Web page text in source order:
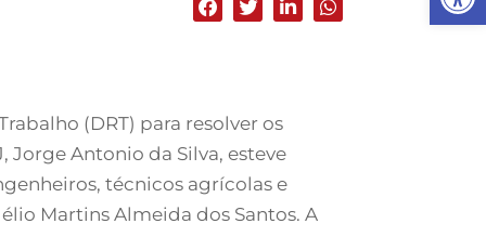
(DRT) para resolver os
Jorge Antonio da Silva, esteve
técnicos agrícolas e
Martins Almeida dos Santos. A